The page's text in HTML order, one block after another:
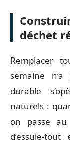
déchet
Remplacer
semaine
durable
naturels :
on passe
d’essuie-